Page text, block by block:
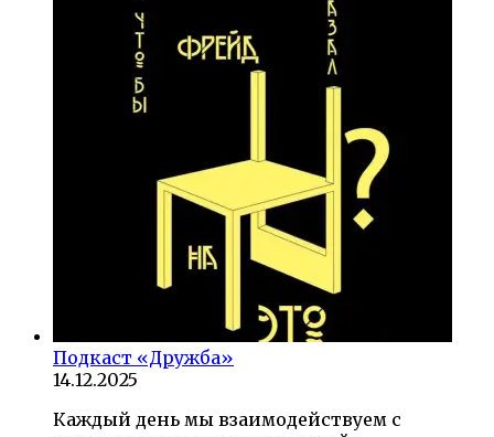
Подкаст «Дружба»
14.12.2025
Каждый день мы взаимодействуем с